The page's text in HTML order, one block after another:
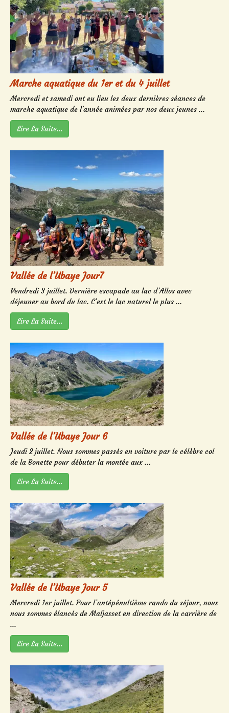
Marche aquatique du 1er et du 4 juillet
Mercredi et samedi ont eu lieu les deux dernières séances de
marche aquatique de l'année animées par nos deux jeunes ...
Lire La Suite…
Vallée de l’Ubaye Jour7
Vendredi 3 juillet. Dernière escapade au lac d’Allos avec
déjeuner au bord du lac. C’est le lac naturel le plus ...
Lire La Suite…
Vallée de l’Ubaye Jour 6
Jeudi 2 juillet. Nous sommes passés en voiture par le célèbre col
de la Bonette pour débuter la montée aux ...
Lire La Suite…
Vallée de l’Ubaye Jour 5
Mercredi 1er juillet. Pour l’antépénultième rando du séjour, nous
nous sommes élancés de Maljasset en direction de la carrière de
...
Lire La Suite…